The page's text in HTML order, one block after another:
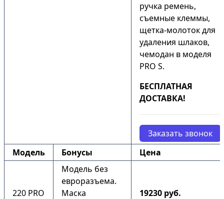
ручка ремень,
съемные клеммы,
щетка-молоток для
удаления шлаков,
чемодан в моделя
PRO S.
БЕСПЛАТНАЯ
ДОСТАВКА!
Заказать звонок
Модель
Бонусы Цена
220 PRO
Модель без
евроразъема.
Маска
19230 руб.